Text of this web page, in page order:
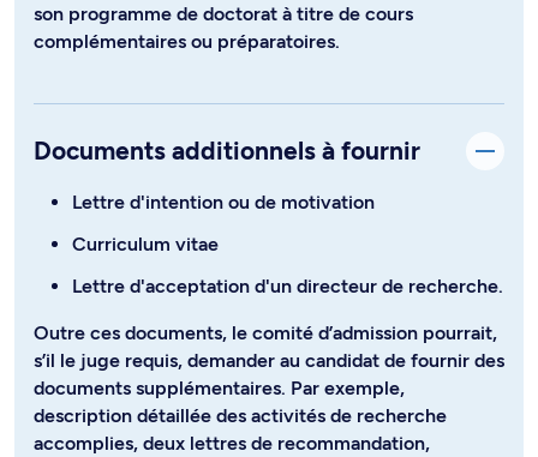
son programme de doctorat à titre de cours
complémentaires ou préparatoires.
Documents additionnels à fournir
Lettre d'intention ou de motivation
Curriculum vitae
Lettre d'acceptation d'un directeur de recherche.
Outre ces documents, le comité d’admission pourrait,
s’il le juge requis, demander au candidat de fournir des
documents supplémentaires. Par exemple,
description détaillée des activités de recherche
accomplies, deux lettres de recommandation,